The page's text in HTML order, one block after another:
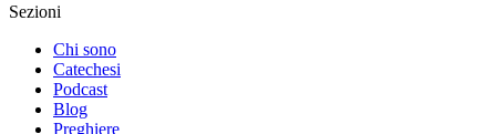
Sezioni
Chi sono
Catechesi
Podcast
Blog
Preghiere